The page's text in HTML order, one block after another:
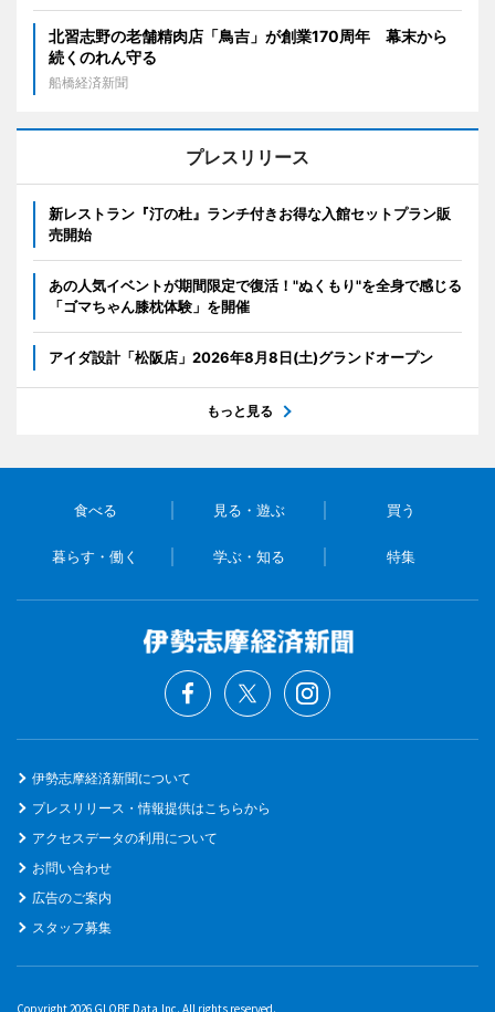
北習志野の老舗精肉店「鳥吉」が創業170周年 幕末から
続くのれん守る
船橋経済新聞
プレスリリース
新レストラン『汀の杜』ランチ付きお得な入館セットプラン販
売開始
あの人気イベントが期間限定で復活！"ぬくもり"を全身で感じる
「ゴマちゃん膝枕体験」を開催
アイダ設計「松阪店」2026年8月8日(土)グランドオープン
もっと見る
食べる 見る・遊ぶ 買う
暮らす・働く 学ぶ・知る 特集
伊勢志摩経済新聞について
プレスリリース・情報提供はこちらから
アクセスデータの利用について
お問い合わせ
広告のご案内
スタッフ募集
Copyright 2026 GLOBE Data,Inc. All rights reserved.